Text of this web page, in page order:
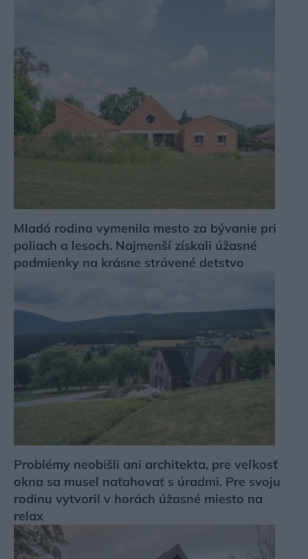
Mladá rodina vymenila mesto za bývanie pri
poliach a lesoch. Najmenší získali úžasné
podmienky na krásne strávené detstvo
Problémy neobišli ani architekta, pre veľkosť
okna sa musel naťahovať s úradmi. Pre svoju
rodinu vytvoril v horách úžasné miesto na
relax